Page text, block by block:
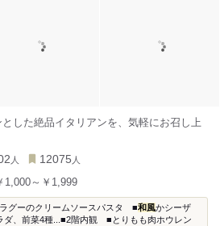
した絶品イタリアンを、気軽にお召し上
人 12075 人
1,000～￥1,999
ラグーのクリームソースパスタ ■和風かシーザ
ダ、前菜4種...■2階内観 ■とりもも肉ホウレン